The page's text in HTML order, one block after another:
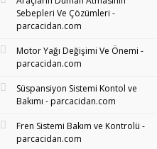
Sebepleri Ve Çözümleri -
parcacidan.com
Motor Yağı Değişimi Ve Önemi -
parcacidan.com
Süspansiyon Sistemi Kontol ve
Bakımı - parcacidan.com
Fren Sistemi Bakım ve Kontrolü -
parcacidan.com